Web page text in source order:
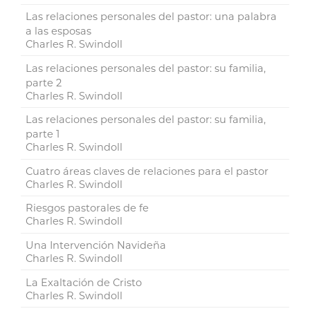
Las relaciones personales del pastor: una palabra
a las esposas
Charles R. Swindoll
Las relaciones personales del pastor: su familia,
parte 2
Charles R. Swindoll
Las relaciones personales del pastor: su familia,
parte 1
Charles R. Swindoll
Cuatro áreas claves de relaciones para el pastor
Charles R. Swindoll
Riesgos pastorales de fe
Charles R. Swindoll
Una Intervención Navideña
Charles R. Swindoll
La Exaltación de Cristo
Charles R. Swindoll